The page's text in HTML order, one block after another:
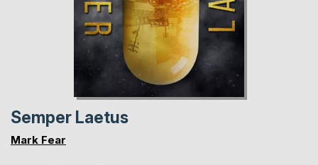
Semper Laetus
Mark Fear